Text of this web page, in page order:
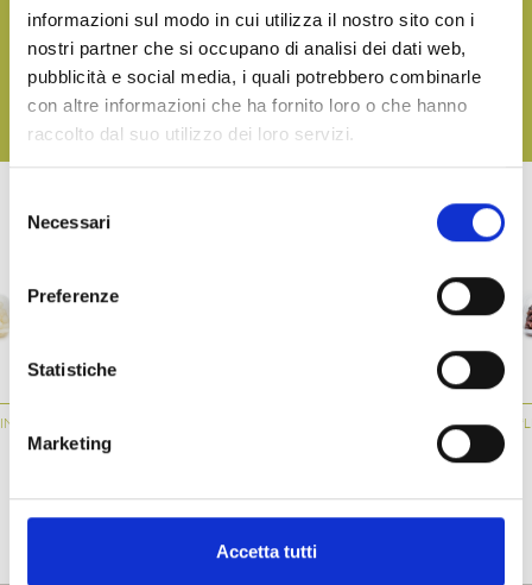
informazioni sul modo in cui utilizza il nostro sito con i
nostri partner che si occupano di analisi dei dati web,
pubblicità e social media, i quali potrebbero combinarle
con altre informazioni che ha fornito loro o che hanno
raccolto dal suo utilizzo dei loro servizi.
delNecessari
Preferenze
Statistiche
Marketing
Accetta tutti
DOWNLOAD OUR CATALOGUE AND DISCOVER ALL OUR
DELICACIES
DOWNLOAD
OTHER PRODUCTS OF LINEA TERRA
ATM034
AUBERGINES
034
GRILLED
AUBERGINES
FROM MAGAZINE